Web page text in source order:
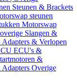
Steunen & Brackets
steunen
Motorswap
Slangen &
Adapters & Verlopen
ECU's &
&
Adapters Overige